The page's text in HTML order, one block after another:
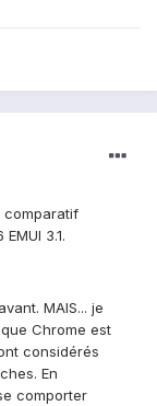
comparatif
3.1.
MAIS... je
Chrome est
considérés
En
comporter